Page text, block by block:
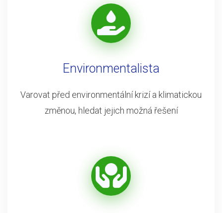
Environmentalista
Varovat před environmentální krizí a klimatickou
změnou, hledat jejich možná řešení